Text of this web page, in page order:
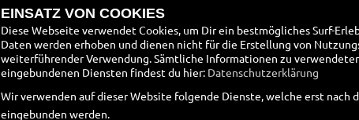
Datenschutz
Disclaimer
EINSATZ VON COOKIES
Diese Webseite verwendet Cookies, um Dir ein bestmögliches Surf-
Daten werden erhoben und dienen nicht für die Erstellung von
weiterführender Verwendung. Sämtliche Informationen zu
eingebundenen Diensten findest du hier: Datenschutzerklärung
Wir verwenden auf dieser Website folgende Dienste, welche erst nach
eingebunden werden.